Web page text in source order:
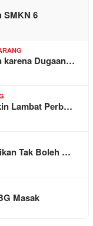
SMKN 6
karena Dugaan…
Lambat Perb…
Tak Boleh …
Masak